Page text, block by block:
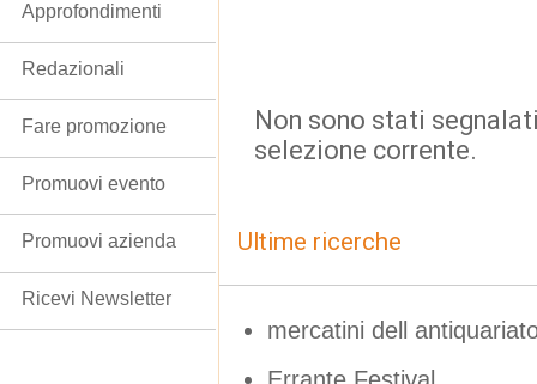
Non sono stati
selezione corrente.
Ultime ricerche
mercatini dell
Approfondimenti
Redazionali
Fare promozione
Promuovi evento
Promuovi azienda
Ricevi Newsletter